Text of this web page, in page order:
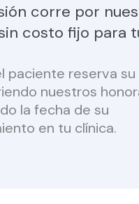
corre por
costo fijo para
paciente reserva su
nuestros
la fecha de su
en tu clínica.